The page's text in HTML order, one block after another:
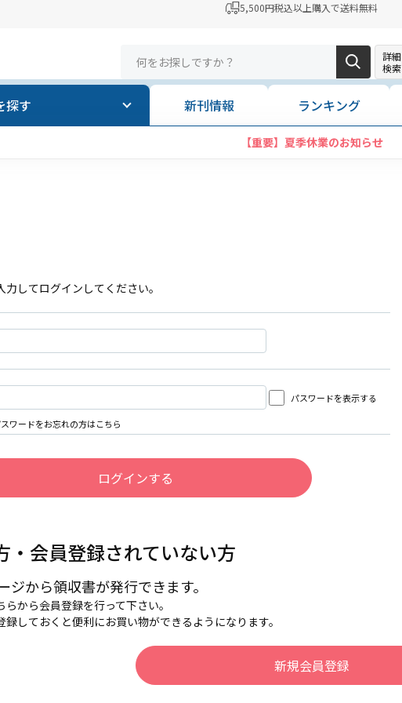
5,500円税込以上購入で送料無料
詳細
検索
探す 新刊情報 ランキング
【重要】夏季休業のお知らせ
してログインしてください。
パスワードを表示する
ワードをお忘れの方はこちら
・会員登録されていない方
から領収書が発行できます。
から会員登録を行って下さい。
しておくと便利にお買い物ができるようになります。